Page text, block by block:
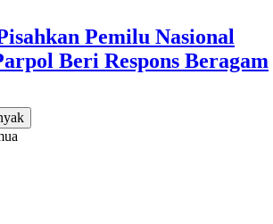
Pemilu Nasional
Beri Respons Beragam